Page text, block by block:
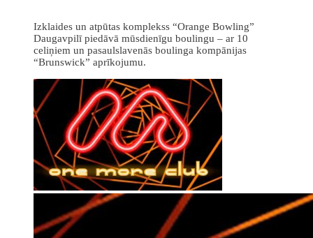
Izklaides un atpūtas komplekss “Orange Bowling”
Daugavpilī piedāvā mūsdienīgu boulingu – ar 10
celiņiem un pasaulslavenās boulinga kompānijas
“Brunswick” aprīkojumu.